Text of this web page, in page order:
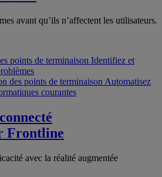
avant qu’ils n’affectent les utilisateurs.
points de terminaison Identifiez et
des points de terminaison Automatisez
courantes
Frontline
avec la réalité augmentée